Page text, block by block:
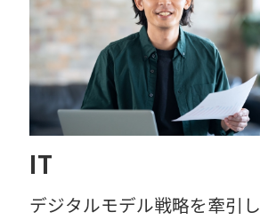
IT
デジタルモデル戦略を牽引し